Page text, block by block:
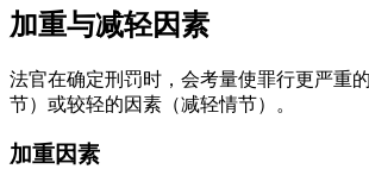
加重与减轻因素
法官在确定刑罚时，会考量使罪行更严重
节）或较轻的因素（减轻情节）。
加重因素